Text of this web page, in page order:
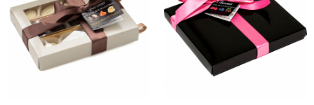
Prajituri cu fructe
Prajituri cafea
Prajituri de Craciun
Torturi ambalate